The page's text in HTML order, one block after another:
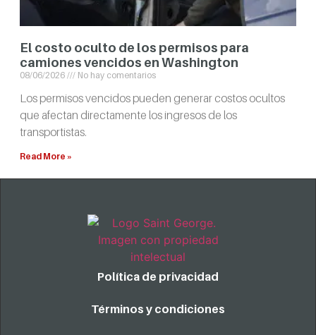
El costo oculto de los permisos para
camiones vencidos en Washington
08/06/2026 No hay comentarios
Los permisos vencidos pueden generar costos ocultos
que afectan directamente los ingresos de los
transportistas.
Read More »
Política de privacidad
Términos y condiciones